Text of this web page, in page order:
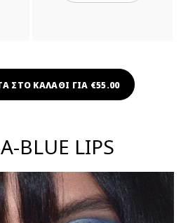
ΣΤΟ ΚΑΛΑΘΙ ΓΙΑ €55.00
BLUE LIPS